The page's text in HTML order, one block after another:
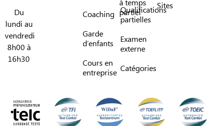
Du
lundi au
vendredi
8h00 à
16h30
Coaching
Garde
d’enfants
Cours en
entreprise
Qualifications
partielles
Examen
externe
Catégories
à temps
partiel
Sites